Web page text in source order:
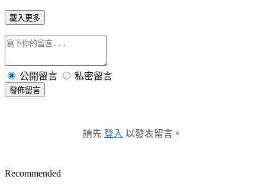
載入更多
公開留言 私密留言
發佈留言
請先 登入 以發表留言。
Recommended